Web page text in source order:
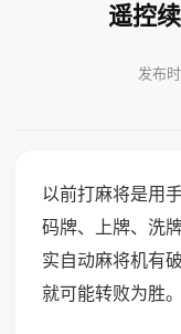
遥控
发布
以前打麻将是用
码牌、上牌、洗
实自动麻将机有
就可能转败为胜。